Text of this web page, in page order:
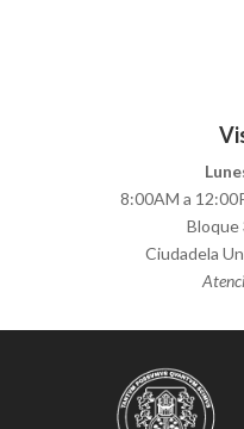
8:00AM a
Bloque
Ciudadela